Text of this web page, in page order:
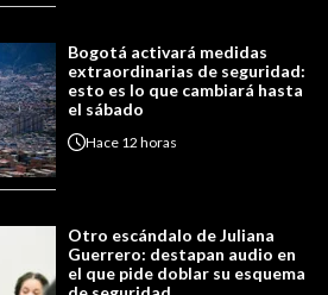
Bogotá activará medidas
extraordinarias de seguridad:
esto es lo que cambiará hasta
el sábado
Hace 12 horas
Otro escándalo de Juliana
Guerrero: destapan audio en
el que pide doblar su esquema